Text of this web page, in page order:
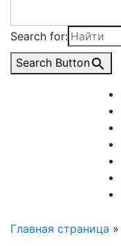
Search for:
Search Button
Главная страница »